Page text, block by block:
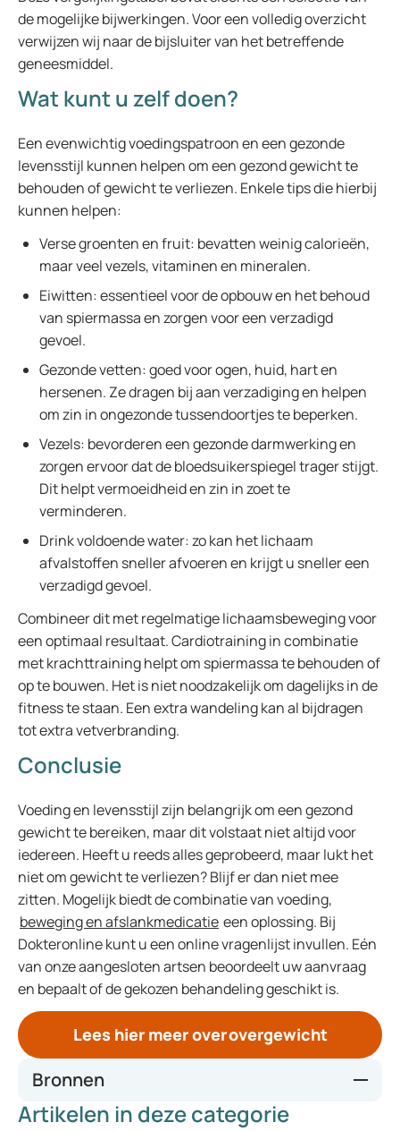
de mogelijke bijwerkingen. Voor een volledig overzicht
verwijzen wij naar de bijsluiter van het betreffende
geneesmiddel.
Wat kunt u zelf doen?
Een evenwichtig voedingspatroon en een gezonde
levensstijl kunnen helpen om een gezond gewicht te
behouden of gewicht te verliezen. Enkele tips die hierbij
kunnen helpen:
Verse groenten en fruit: bevatten weinig calorieën,
maar veel vezels, vitaminen en mineralen.
Eiwitten: essentieel voor de opbouw en het behoud
van spiermassa en zorgen voor een verzadigd
gevoel.
Gezonde vetten: goed voor ogen, huid, hart en
hersenen. Ze dragen bij aan verzadiging en helpen
om zin in ongezonde tussendoortjes te beperken.
Vezels: bevorderen een gezonde darmwerking en
zorgen ervoor dat de bloedsuikerspiegel trager stijgt.
Dit helpt vermoeidheid en zin in zoet te
verminderen.
Drink voldoende water: zo kan het lichaam
afvalstoffen sneller afvoeren en krijgt u sneller een
verzadigd gevoel.
Combineer dit met regelmatige lichaamsbeweging voor
een optimaal resultaat. Cardiotraining in combinatie
met krachttraining helpt om spiermassa te behouden of
op te bouwen. Het is niet noodzakelijk om dagelijks in de
fitness te staan. Een extra wandeling kan al bijdragen
tot extra vetverbranding.
Conclusie
Voeding en levensstijl zijn belangrijk om een gezond
gewicht te bereiken, maar dit volstaat niet altijd voor
iedereen. Heeft u reeds alles geprobeerd, maar lukt het
niet om gewicht te verliezen? Blijf er dan niet mee
zitten. Mogelijk biedt de combinatie van voeding,
beweging en afslankmedicatie een oplossing. Bij
Dokteronline kunt u een online vragenlijst invullen. Eén
van onze aangesloten artsen beoordeelt uw aanvraag
en bepaalt of de gekozen behandeling geschikt is.
Lees hier meer over overgewicht
Bronnen
https://www.healthline.com/health/obesity/managing-
Artikelen in deze categorie